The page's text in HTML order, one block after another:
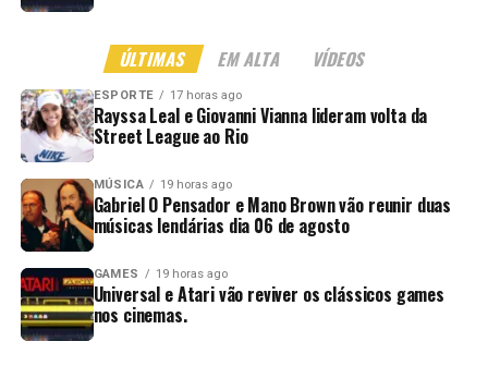
ÚLTIMAS EM ALTA VÍDEOS
ESPORTE 17 horas ago
Rayssa Leal e Giovanni Vianna lideram volta da
Street League ao Rio
MÚSICA 19 horas ago
Gabriel O Pensador e Mano Brown vão reunir duas
músicas lendárias dia 06 de agosto
GAMES 19 horas ago
Universal e Atari vão reviver os clássicos games
nos cinemas.